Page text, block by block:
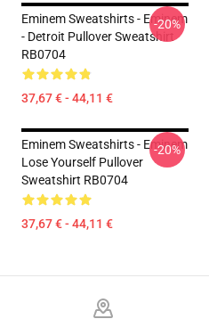
Eminem Sweatshirts - Eminem
- Detroit Pullover Sweatshirt
RB0704
37,67 € - 44,11 €
-20%
Eminem Sweatshirts - Eminem
Lose Yourself Pullover
Sweatshirt RB0704
37,67 € - 44,11 €
-20%